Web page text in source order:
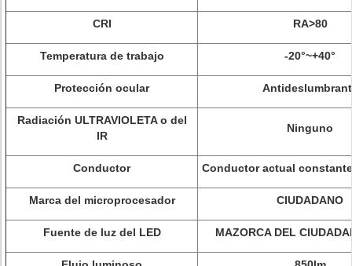
CRI RA>80
Temperatura de trabajo -20°~+40°
Protección ocular
Radiación ULTRAVIOLETA o del
IR
Ninguno
Conductor Conductor actual
Marca del microprocesador CIUDADANO
Fuente de luz del LED MAZORCA DEL